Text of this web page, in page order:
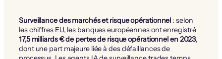
Surveillance des marchés et risque opérationnel : selon
les chiffres EU, les banques européennes ont enregistré
17,5 milliards € de pertes de risque opérationnel en 2023,
dont une part majeure liée à des défaillances de